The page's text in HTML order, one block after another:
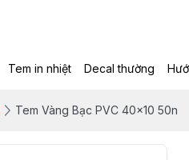
Tem in nhiệt Decal thường
Tem Vàng Bạc PVC 40x10 50n